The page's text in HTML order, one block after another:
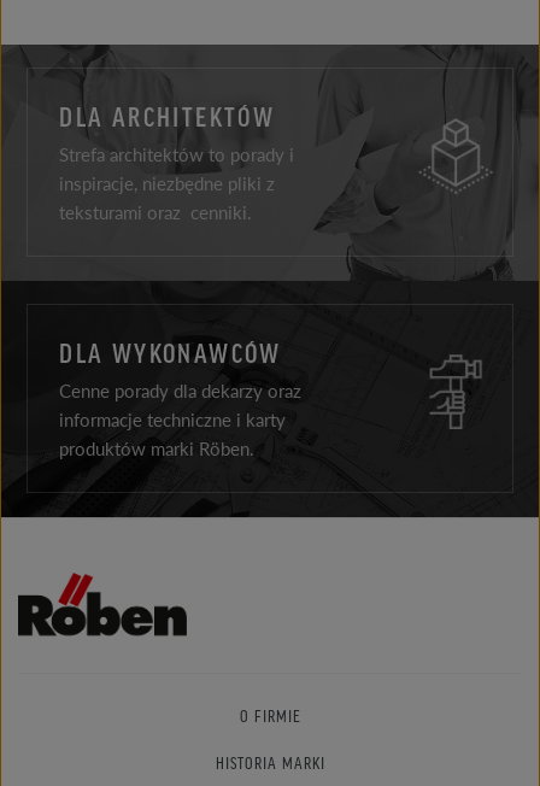
DLA ARCHITEKTÓW
Strefa architektów to porady i
inspiracje, niezbędne pliki z
teksturami oraz cenniki.
DLA WYKONAWCÓW
Cenne porady dla dekarzy oraz
informacje techniczne i karty
produktów marki Röben.
O FIRMIE
HISTORIA MARKI